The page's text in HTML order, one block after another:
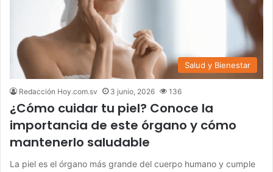
Salud y Bienestar
Redacción Hoy.com.sv 3 junio, 2026 136
¿Cómo cuidar tu piel? Conoce la
importancia de este órgano y cómo
mantenerlo saludable
La piel es el órgano más grande del cuerpo humano y cumple